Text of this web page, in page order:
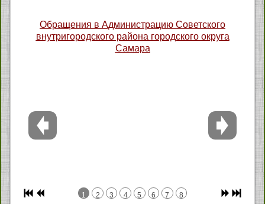
Обращения в Администрацию Советского
внутригородского района городского округа
Самара
1 2 3 4 5 6 7 8